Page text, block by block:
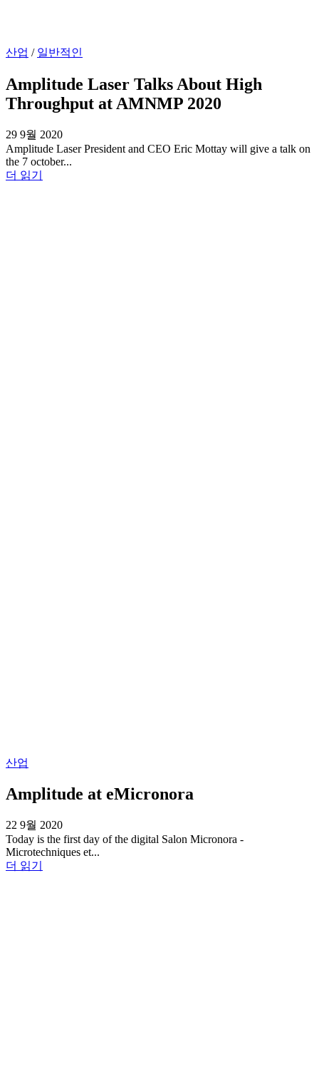
산업 / 일반적인
Amplitude Laser Talks About High
Throughput at AMNMP 2020
29 9월 2020
Amplitude Laser President and CEO Eric Mottay will give a talk on
the 7 october...
더 읽기
산업
Amplitude at eMicronora
22 9월 2020
Today is the first day of the digital Salon Micronora -
Microtechniques et...
더 읽기